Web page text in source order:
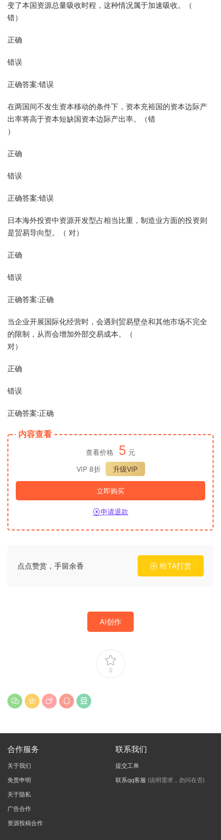
变了本国资源总量吸收时程，这种情况属于加速吸收。（
错）
正确
错误
正确答案:错误
在两国间不发生资本移动的条件下，资本充裕国的资本边际产
出率将高于资本短缺国资本边际产出率。（错
）
正确
错误
正确答案:错误
日本海外投资中资源开发型占相当比重，制造业方面的投资则
是贸易导向型。（ 对）
正确
错误
正确答案:正确
当企业开展国际化经营时，会遇到贸易壁垒和其他市场不完全
的限制，从而会增加外部交易成本。（
对）
正确
错误
正确答案:正确
内容查看
查看价格 5 元
VIP 8折
升级VIP
立即购买
申请退款
点点赞赏，手留余香 给TA打赏
AI创作
0
合作服务
关于我们
免责申明
关于隐私
广告合作
资源投稿合作
联系我们
提交工单
联系qq客服 (说明需求，勿问在否)